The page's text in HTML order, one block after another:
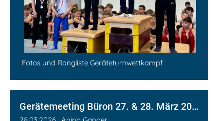
Fotos und Rangliste Geräteturnwettkampf
Gerätemeeting Büron 27. & 28. März 2026 (TI/TU K5-K7)